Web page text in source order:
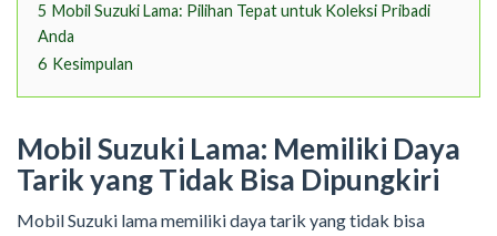
5 Mobil Suzuki Lama: Pilihan Tepat untuk Koleksi Pribadi
Anda
6 Kesimpulan
Mobil Suzuki Lama: Memiliki Daya
Tarik yang Tidak Bisa Dipungkiri
Mobil Suzuki lama memiliki daya tarik yang tidak bisa